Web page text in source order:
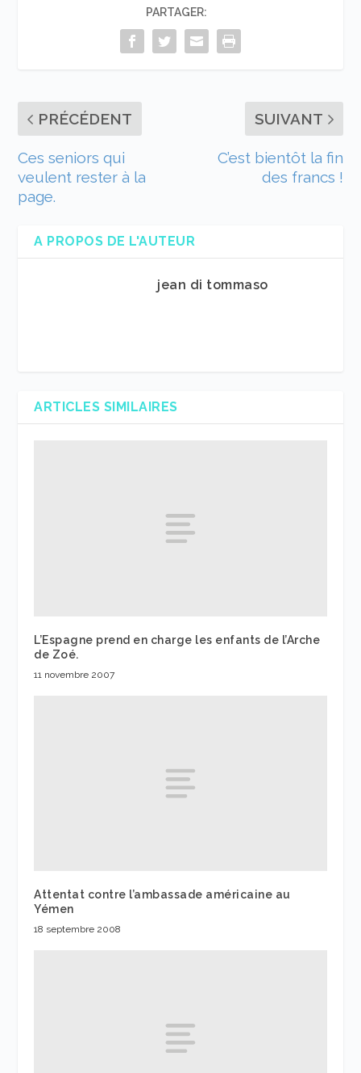
PARTAGER:
PRÉCÉDENT
Ces seniors qui
veulent rester à la
page.
SUIVANT
C’est bientôt la fin
des francs !
A PROPOS DE L'AUTEUR
jean di tommaso
ARTICLES SIMILAIRES
L’Espagne prend en charge les enfants de l’Arche
de Zoé.
11 novembre 2007
Attentat contre l’ambassade américaine au
Yémen
18 septembre 2008